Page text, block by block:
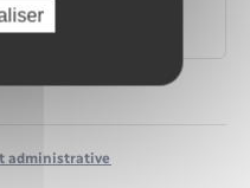
administrative